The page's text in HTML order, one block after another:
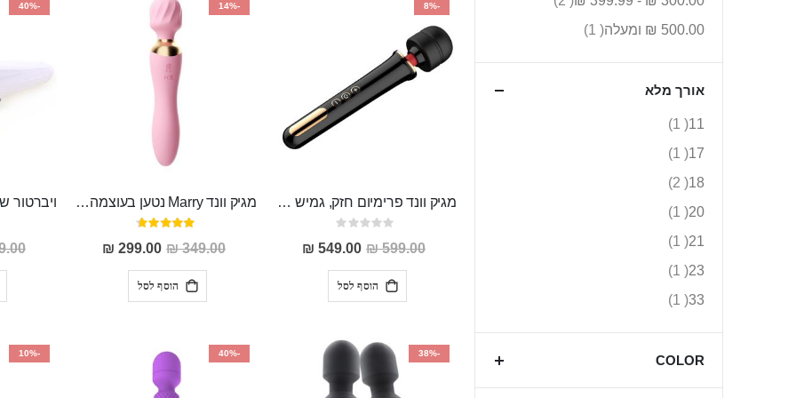
יורד
-8%
מגיק וונד פרימיום חזק, גמיש ונטען
Rating:
0%
599.00 ₪
מחיר
מבצע
549.00 ₪
הוסף לסל
-14%
מגיק וונד Marry נטען בעוצמה נהדרת עם אפשרות לחדירה בגימור מהודר קומפקטי ועמיד במים
דירוג:
93%
349.00 ₪
מחיר
מבצע
299.00 ₪
הוסף לסל
-40%
₪
-38%
-40%
-10%
500.00 ₪
ומעלה פריט
אורך מלא
11
פריט
17
פריט
18
פריטים
20
פריט
21
פריט
23
פריט
33
פריט
COLOR